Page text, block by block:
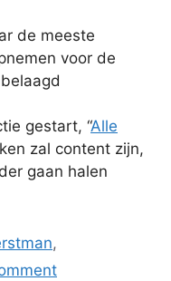
de meeste
voor de
gestart, “Alle
zal content zijn,
gaan halen
,